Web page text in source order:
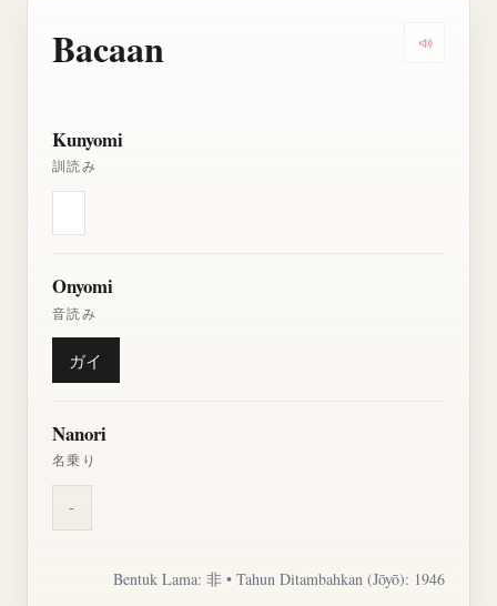
Bacaan
Kunyomi
訓読み
Onyomi
音読み
ガイ
Nanori
名乗り
-
Bentuk Lama: 非 • Tahun Ditambahkan (Jōyō): 1946